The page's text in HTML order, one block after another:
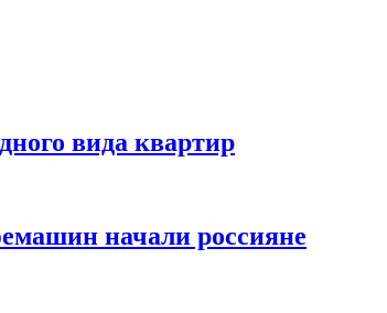
вида квартир
начали россияне